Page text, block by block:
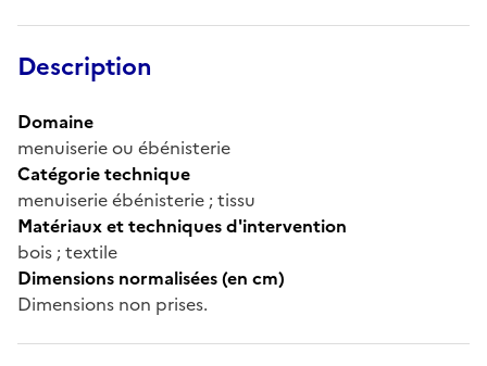
Description
Domaine
menuiserie ou ébénisterie
Catégorie technique
menuiserie ébénisterie ; tissu
Matériaux et techniques d'intervention
bois ; textile
Dimensions normalisées (en cm)
Dimensions non prises.